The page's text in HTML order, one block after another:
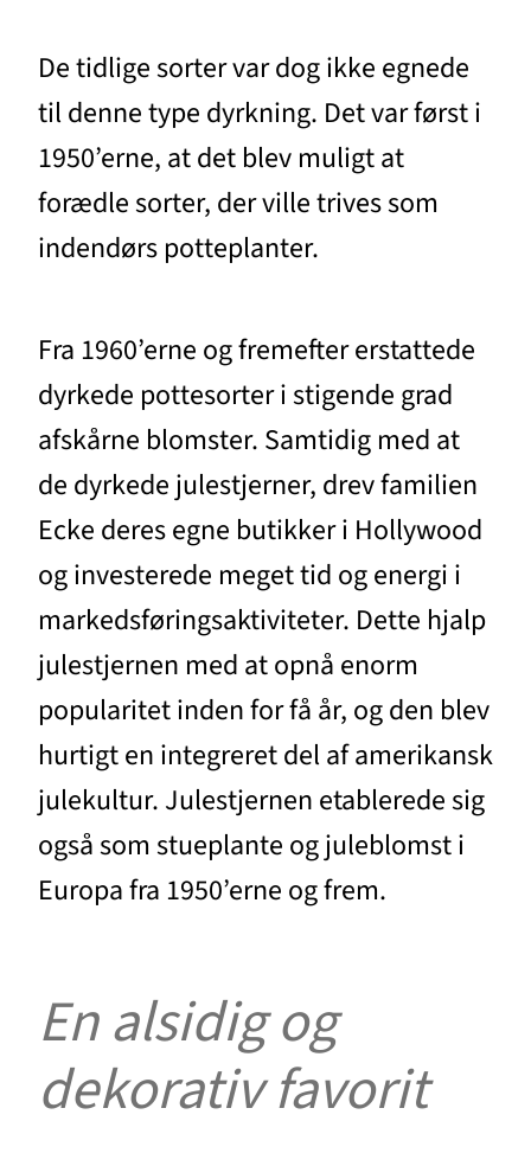
De tidlige sorter var dog ikke egnede
til denne type dyrkning. Det var først i
1950’erne, at det blev muligt at
forædle sorter, der ville trives som
indendørs potteplanter.
Fra 1960’erne og fremefter erstattede
dyrkede pottesorter i stigende grad
afskårne blomster. Samtidig med at
de dyrkede julestjerner, drev familien
Ecke deres egne butikker i Hollywood
og investerede meget tid og energi i
markedsføringsaktiviteter. Dette hjalp
julestjernen med at opnå enorm
popularitet inden for få år, og den blev
hurtigt en integreret del af amerikansk
julekultur. Julestjernen etablerede sig
også som stueplante og juleblomst i
Europa fra 1950’erne og frem.
En alsidig og
dekorativ favorit